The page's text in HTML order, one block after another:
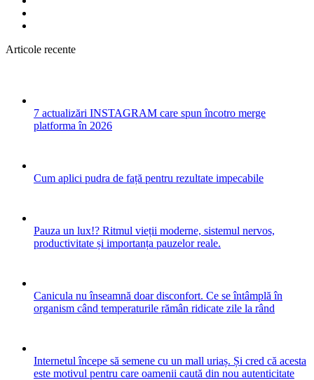
Articole recente
7 actualizări INSTAGRAM care spun încotro merge
platforma în 2026
Cum aplici pudra de față pentru rezultate impecabile
Pauza un lux!? Ritmul vieții moderne, sistemul nervos,
productivitate și importanța pauzelor reale.
Canicula nu înseamnă doar disconfort. Ce se întâmplă în
organism când temperaturile rămân ridicate zile la rând
Internetul începe să semene cu un mall uriaș. Și cred că acesta
este motivul pentru care oamenii caută din nou autenticitate